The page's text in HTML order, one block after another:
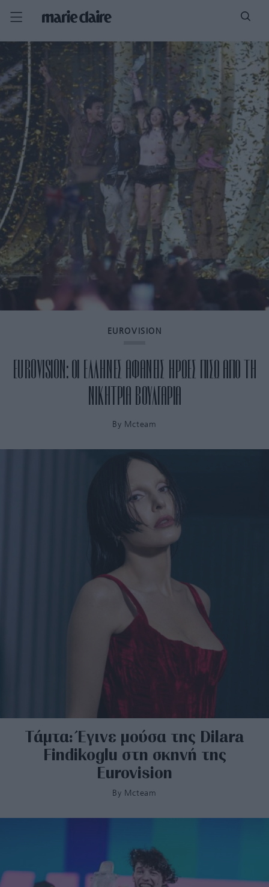
EUROVISION
EUROVISION: ΟΙ ΕΛΛΗΝΕΣ ΑΦΑΝΕΙΣ ΗΡΩΕΣ ΠΙΣΩ ΑΠΟ ΤΗ
ΝΙΚΗΤΡΙΑ ΒΟΥΛΓΑΡΙΑ
By Mcteam
Τάμτα: Έγινε μούσα της Dilara
Findikoglu στη σκηνή της
Eurovision
By Mcteam